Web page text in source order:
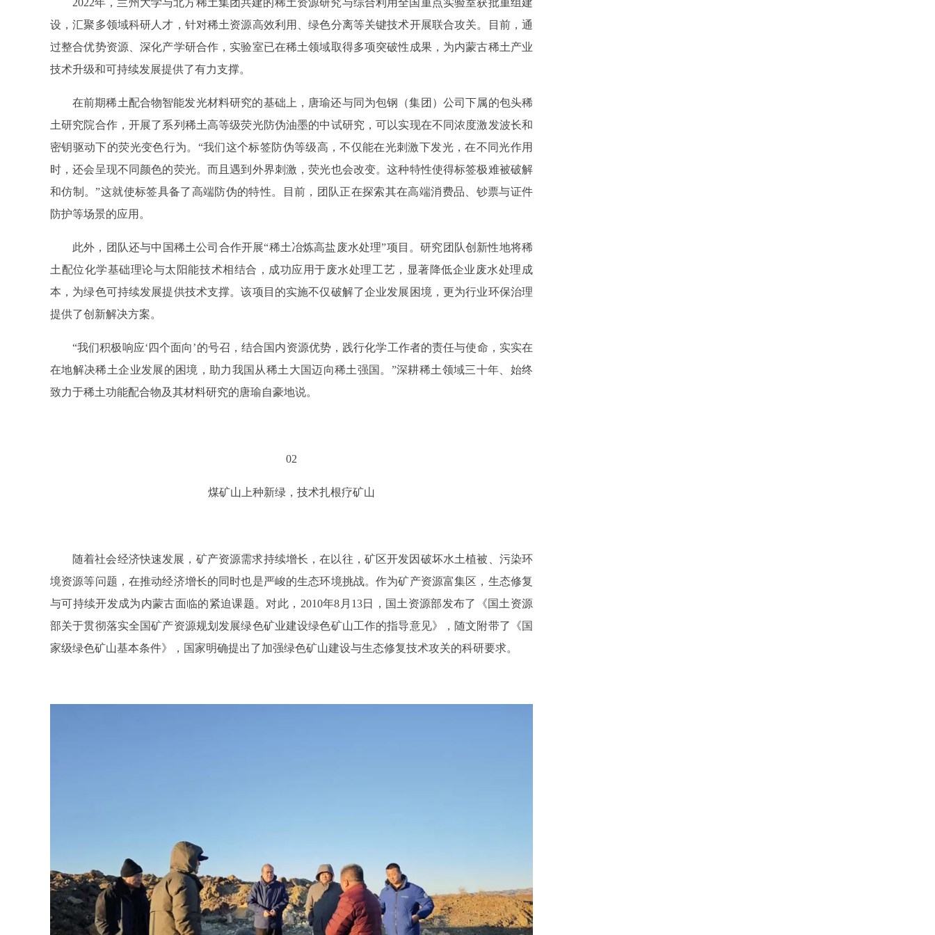
2022年，兰州大学与北方稀土集团共建的稀土资源研究与综合利用全国重点实验室获批重组建
设，汇聚多领域科研人才，针对稀土资源高效利用、绿色分离等关键技术开展联合攻关。目前，通
过整合优势资源、深化产学研合作，实验室已在稀土领域取得多项突破性成果，为内蒙古稀土产业
技术升级和可持续发展提供了有力支撑。
在前期稀土配合物智能发光材料研究的基础上，唐瑜还与同为包钢（集团）公司下属的包头稀
土研究院合作，开展了系列稀土高等级荧光防伪油墨的中试研究，可以实现在不同浓度激发波长和
密钥驱动下的荧光变色行为。“我们这个标签防伪等级高，不仅能在光刺激下发光，在不同光作用
时，还会呈现不同颜色的荧光。而且遇到外界刺激，荧光也会改变。这种特性使得标签极难被破解
和仿制。”这就使标签具备了高端防伪的特性。目前，团队正在探索其在高端消费品、钞票与证件
防护等场景的应用。
此外，团队还与中国稀土公司合作开展“稀土冶炼高盐废水处理”项目。研究团队创新性地将稀
土配位化学基础理论与太阳能技术相结合，成功应用于废水处理工艺，显著降低企业废水处理成
本，为绿色可持续发展提供技术支撑。该项目的实施不仅破解了企业发展困境，更为行业环保治理
提供了创新解决方案。
“我们积极响应‘四个面向’的号召，结合国内资源优势，践行化学工作者的责任与使命，实实在
在地解决稀土企业发展的困境，助力我国从稀土大国迈向稀土强国。”深耕稀土领域三十年、始终
致力于稀土功能配合物及其材料研究的唐瑜自豪地说。
02
煤矿山上种新绿，技术扎根疗矿山
随着社会经济快速发展，矿产资源需求持续增长，在以往，矿区开发因破坏水土植被、污染环
境资源等问题，在推动经济增长的同时也是严峻的生态环境挑战。作为矿产资源富集区，生态修复
与可持续开发成为内蒙古面临的紧迫课题。对此，2010年8月13日，国土资源部发布了《国土资源
部关于贯彻落实全国矿产资源规划发展绿色矿业建设绿色矿山工作的指导意见》，随文附带了《国
家级绿色矿山基本条件》，国家明确提出了加强绿色矿山建设与生态修复技术攻关的科研要求。